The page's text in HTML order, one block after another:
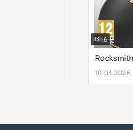
10.03.2026
16